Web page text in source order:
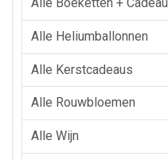
Alle Boeketten + Cadeau
Alle Heliumballonnen
Alle Kerstcadeaus
Alle Rouwbloemen
Alle Wijn